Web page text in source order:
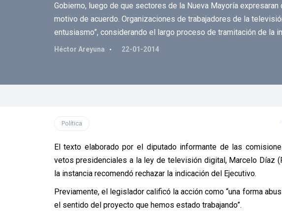
Gobierno, luego de que sectores de la Nueva Mayoría
motivo de acuerdo. Organizaciones de trabajadores de la
entusiasmo”, considerando el largo proceso de tramitación de la
Héctor Areyuna 22-01-2014
Política
El texto elaborado por el diputado informante de las
vetos presidenciales a la ley de televisión digital, Marcelo Díaz
la instancia recomendó rechazar la indicación del Ejecutivo.
Previamente, el legislador calificó la acción como “una forma
el sentido del proyecto que hemos estado trabajando”.